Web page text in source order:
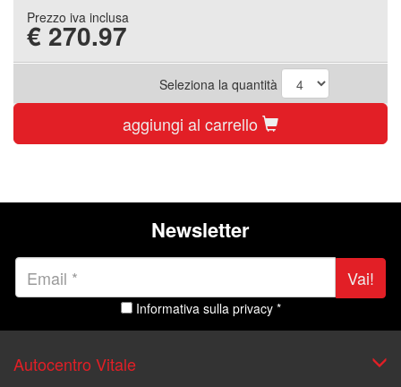
Prezzo iva inclusa
€ 270.97
Seleziona la quantità
aggiungi al carrello
Newsletter
Vai!
Informativa sulla privacy *
Autocentro Vitale